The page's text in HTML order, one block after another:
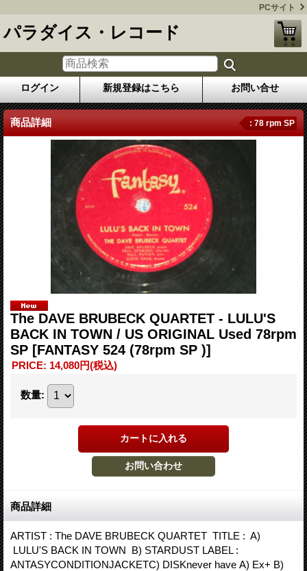
PCサイト
パラダイス・レコード
ログイン 新規登録はこちら お問い合せ
商品詳細 : 78 rpm SP
The DAVE BRUBECK QUARTET - LULU'S
BACK IN TOWN / US ORIGINAL Used 78rpm
SP [FANTASY 524 (78rpm SP )]
PRICE: 14,080円(税込)
数量:
商品詳細
ARTIST : The DAVE BRUBECK QUARTET TITLE : A)
LULU'S BACK IN TOWN B) STARDUST LABEL :
ANTASYCONDITIONJACKETC) DISKnever have A) Ex+ B)